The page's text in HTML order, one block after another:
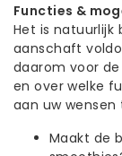
Functies &
Het is
aanschaft
daarom voor
en over welke
aan uw wensen
Maakt de